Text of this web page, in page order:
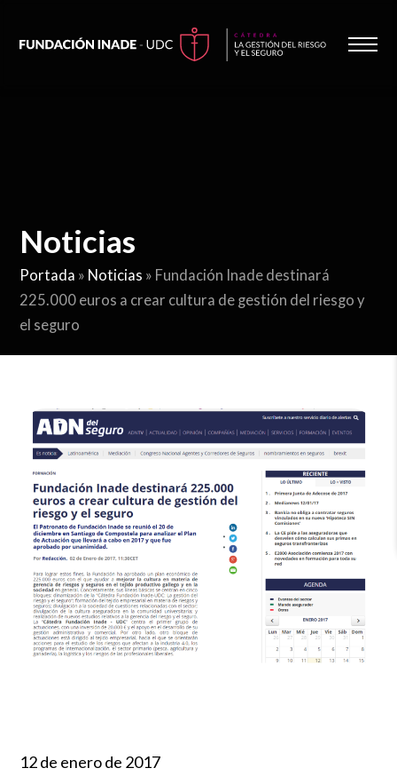
Noticias
Portada » Noticias » Fundación Inade destinará
225.000 euros a crear cultura de gestión del riesgo y
el seguro
12 de enero de 2017